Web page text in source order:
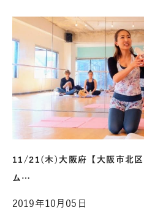
11/21(木)大阪府【大阪市北
ム…
2019年10月05日